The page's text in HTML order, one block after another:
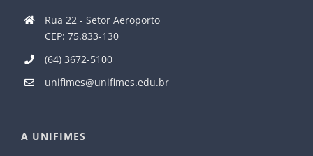
Rua 22 - Setor Aeroporto
CEP: 75.833-130
(64) 3672-5100
unifimes@unifimes.edu.br
A UNIFIMES